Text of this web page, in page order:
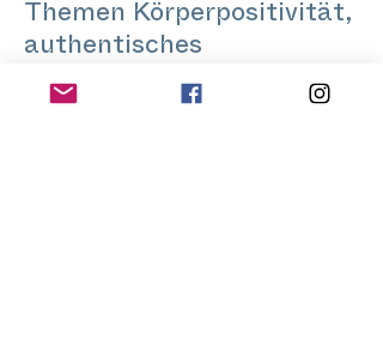
Themen Körperpositivität,
authentisches
Miteinander, Intimität,